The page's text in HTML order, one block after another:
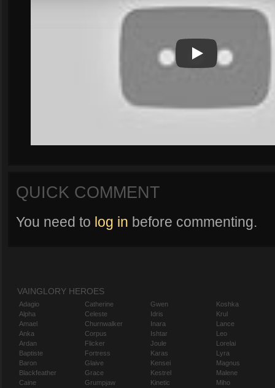
Play
Play Video
QUICK COMMENT
You need to log in before commenting.
VAINGLORY HEROES
Adagio
Alpha
Amael
Anka
Ardan
Baptiste
Baron
Blackfeather
Caine
Catherine
Celeste
Churnwalker
Corpus
Flicker
Fortress
Glaive
Grace
Grumpjaw
Gwen
Idris
Inara
Ishtar
Joule
Karas
Kensei
Kestrel
Kinetic
Koshka
Krul
Lance
Leo
Lorelai
Lyra
Magnus
Malene
Miho